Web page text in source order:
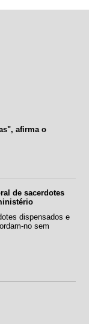
afirma o
de sacerdotes
dispensados e
no sem